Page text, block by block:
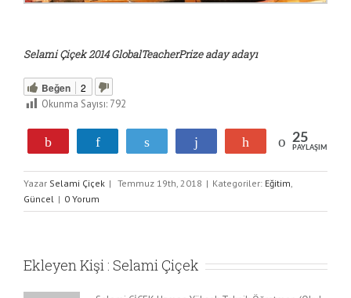
Selami Çiçek 2014 GlobalTeacherPrize aday adayı
Beğen
2
Okunma Sayısı: 792
Tweetle Paylaş 25
PAYLAŞIMLAR
Yazar Selami Çiçek | Temmuz 19th, 2018 | Kategoriler: Eğitim,
Güncel | 0 Yorum
Ekleyen Kişi : Selami Çiçek